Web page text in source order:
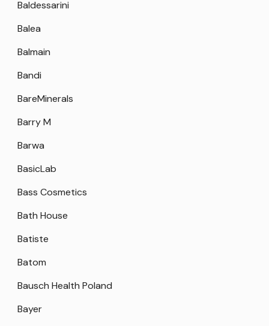
Baldessarini
Balea
Balmain
Bandi
BareMinerals
Barry M
Barwa
BasicLab
Bass Cosmetics
Bath House
Batiste
Batom
Bausch Health Poland
Bayer